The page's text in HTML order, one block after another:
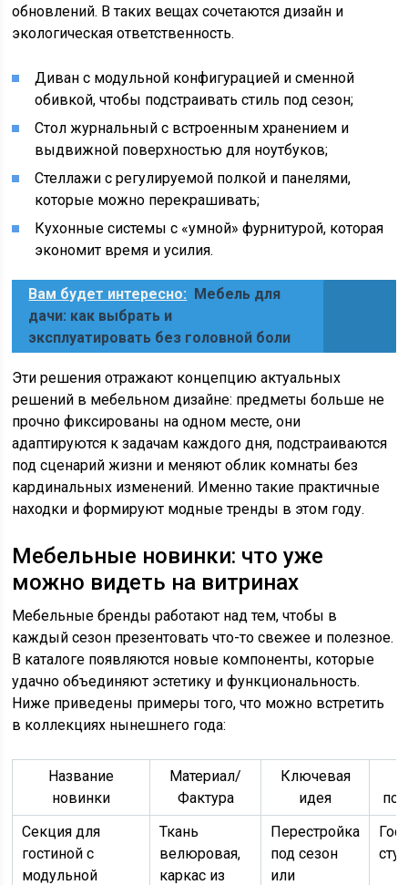
обновлений. В таких вещах сочетаются дизайн и
экологическая ответственность.
Диван с модульной конфигурацией и сменной
обивкой, чтобы подстраивать стиль под сезон;
Стол журнальный с встроенным хранением и
выдвижной поверхностью для ноутбуков;
Стеллажи с регулируемой полкой и панелями,
которые можно перекрашивать;
Кухонные системы с «умной» фурнитурой, которая
экономит время и усилия.
Вам будет интересно: Мебель для
дачи: как выбрать и
эксплуатировать без головной боли
Эти решения отражают концепцию актуальных
решений в мебельном дизайне: предметы больше не
прочно фиксированы на одном месте, они
адаптируются к задачам каждого дня, подстраиваются
под сценарий жизни и меняют облик комнаты без
кардинальных изменений. Именно такие практичные
находки и формируют модные тренды в этом году.
Мебельные новинки: что уже
можно видеть на витринах
Мебельные бренды работают над тем, чтобы в
каждый сезон презентовать что-то свежее и полезное.
В каталоге появляются новые компоненты, которые
удачно объединяют эстетику и функциональность.
Ниже приведены примеры того, что можно встретить
в коллекциях нынешнего года:
Название
новинки
Материал/
Фактура
Ключевая
идея
Секция для
гостиной с
модульной
Ткань
велюровая,
каркас из
Перестройка
под сезон
или